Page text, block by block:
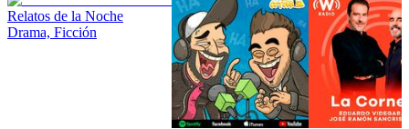
Relatos de la Noche
Drama, Ficción